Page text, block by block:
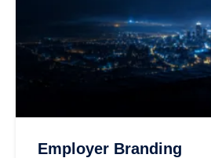
Employer Branding